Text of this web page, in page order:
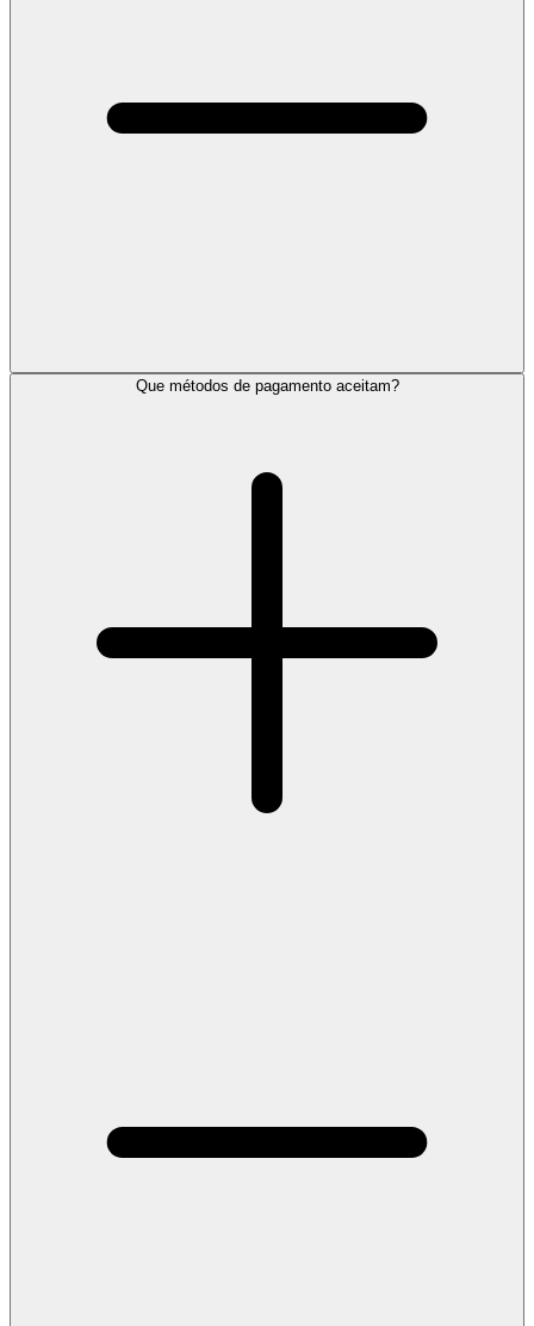
Que métodos de pagamento aceitam?